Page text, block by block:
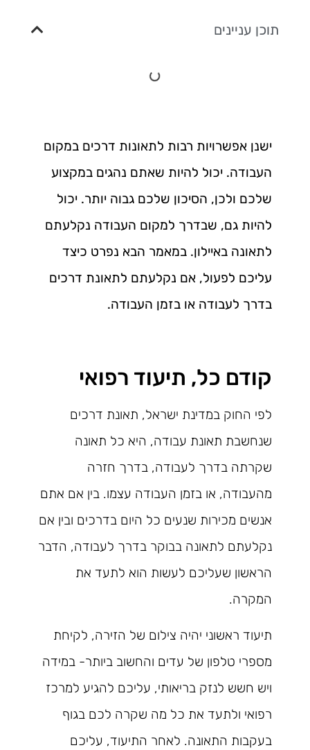
ישנן אפשרויות רבות לתאונות דרכים במקום
העבודה. יכול להיות שאתם נהגים במקצוע
שלכם ולכן, הסיכון שלכם גבוה יותר. יכול
להיות גם, שבדרך למקום העבודה נקלעתם
לתאונה באיילון. במאמר הבא נפרט כיצד
עליכם לפעול, אם נקלעתם לתאונת דרכים
בדרך לעבודה או בזמן העבודה.
קודם כל, תיעוד רפואי
לפי החוק במדינת ישראל, תאונת דרכים
שנחשבת תאונת עבודה, היא כל תאונה
שקרתה בדרך לעבודה, בדרך חזרה
מהעבודה, או בזמן העבודה עצמו. בין אם אתם
אנשים מכירות שנעים כל היום בדרכים ובין אם
נקלעתם לתאונה בבוקר בדרך לעבודה, הדבר
הראשון שעליכם לעשות הוא לתעד את
המקרה.
תיעוד ראשוני יהיה צילום של הזירה, לקיחת
מספרי טלפון של עדים והחשוב ביותר- במידה
ויש חשש לנזק בריאותי, עליכם להגיע למרכז
רפואי ולתעד את כל מה שקרה לכם בגוף
בעקבות התאונה. לאחר התיעוד, עליכם
תוכן עניינים